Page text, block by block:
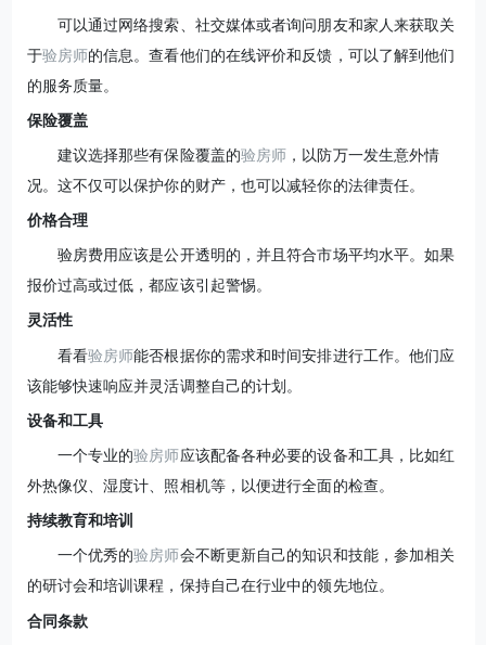
可以通过网络搜索、社交媒体或者询问朋友和家人来获取关
于验房师的信息。查看他们的在线评价和反馈，可以了解到他们
的服务质量。
保险覆盖
建议选择那些有保险覆盖的验房师 ，以防万一发生意外情
况。这不仅可以保护你的财产，也可以减轻你的法律责任。
价格合理
验房费用应该是公开透明的，并且符合市场平均水平。如果
报价过高或过低，都应该引起警惕。
灵活性
看看验房师能否根据你的需求和时间安排进行工作。他们应
该能够快速响应并灵活调整自己的计划。
设备和工具
一个专业的验房师应该配备各种必要的设备和工具，比如红
外热像仪、湿度计、照相机等，以便进行全面的检查。
持续教育和培训
一个优秀的验房师会不断更新自己的知识和技能，参加相关
的研讨会和培训课程，保持自己在行业中的领先地位。
合同条款